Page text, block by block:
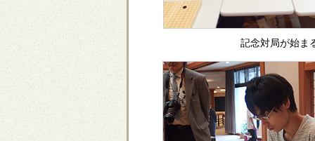
記念対局が始ま